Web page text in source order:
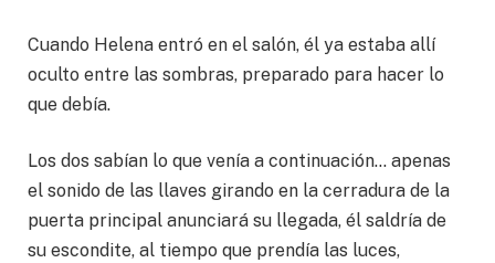
Cuando Helena entró en el salón, él ya estaba allí
oculto entre las sombras, preparado para hacer lo
que debía.
Los dos sabían lo que venía a continuación… apenas
el sonido de las llaves girando en la cerradura de la
puerta principal anunciará su llegada, él saldría de
su escondite, al tiempo que prendía las luces,